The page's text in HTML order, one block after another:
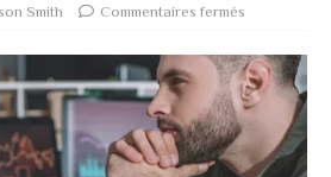
Smith Commentaires fermés